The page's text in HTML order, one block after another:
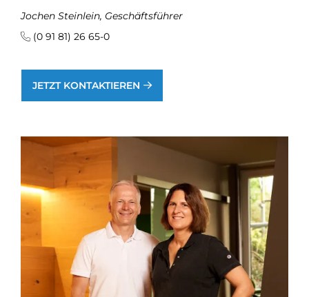
Jochen Steinlein, Geschäftsführer
(0 91 81) 26 65-0
JETZT KONTAKTIEREN